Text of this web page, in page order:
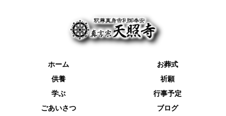
ホーム
お葬式
供養
祈願
学ぶ
行事予定
ごあいさつ
ブログ